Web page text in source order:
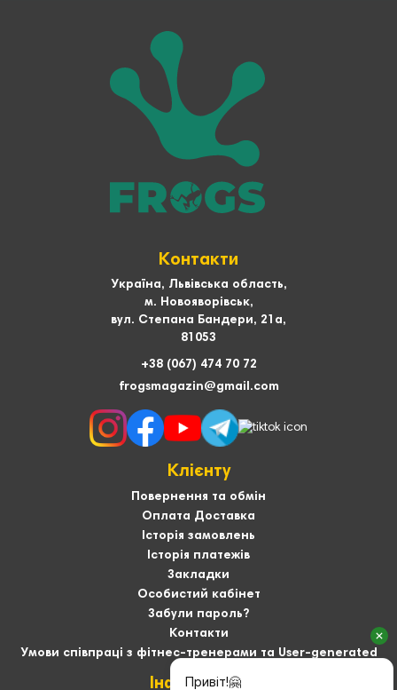
Контакти
Україна, Львівська область,
м. Новояворівськ,
вул. Степана Бандери, 21а,
81053
+38 (067) 474 70 72
frogsmagazin@gmail.com
Клієнту
Повернення та обмін
Оплата Доставка
Історія замовлень
Історія платежів
Закладки
Особистий кабінет
Забули пароль?
Контакти
Умови співпраці з фітнес-тренерами та User-generated
Інформація